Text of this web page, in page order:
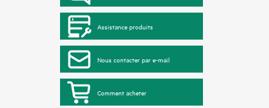
Assistance produits
Nous contacter par e-mail
Comment acheter